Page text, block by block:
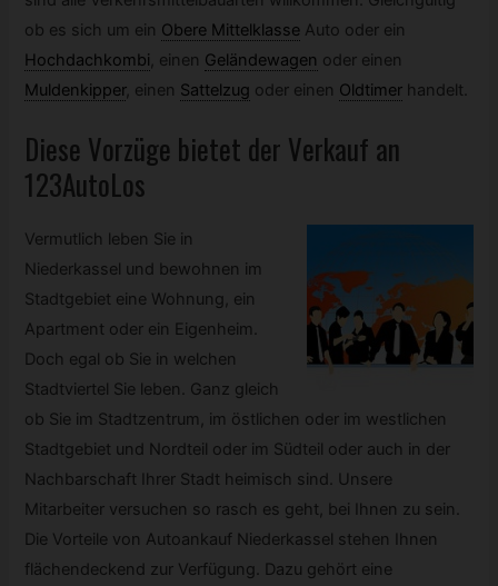
ob es sich um ein Obere Mittelklasse Auto oder ein
Hochdachkombi, einen Geländewagen oder einen
Muldenkipper, einen Sattelzug oder einen Oldtimer handelt.
Diese Vorzüge bietet der Verkauf an
123AutoLos
Vermutlich leben Sie in
Niederkassel und bewohnen im
Stadtgebiet eine Wohnung, ein
Apartment oder ein Eigenheim.
Doch egal ob Sie in welchen
Stadtviertel Sie leben. Ganz gleich
ob Sie im Stadtzentrum, im östlichen oder im westlichen
Stadtgebiet und Nordteil oder im Südteil oder auch in der
Nachbarschaft Ihrer Stadt heimisch sind. Unsere
Mitarbeiter versuchen so rasch es geht, bei Ihnen zu sein.
Die Vorteile von Autoankauf Niederkassel stehen Ihnen
flächendeckend zur Verfügung. Dazu gehört eine